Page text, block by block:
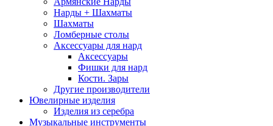
Нарды + Шахматы
Шахматы
Ломберные столы
Аксессуары для нард
Аксессуары
Фишки для нард
Кости. Зары
Другие производители
Ювелирные изделия
Изделия из серебра
Музыкальные инструменты